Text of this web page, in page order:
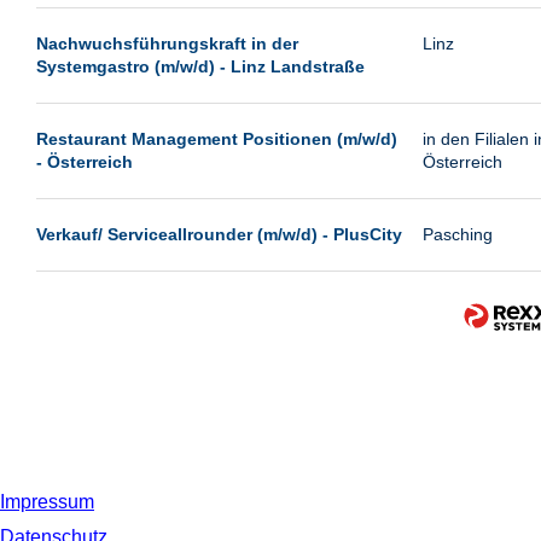
Nachwuchsführungskraft in der
Systemgastro (m/w/d) - Linz Landstraße
Linz
Restaurant Management Positionen (m/w/d)
- Österreich
in den Filialen
Österreich
Verkauf/ Serviceallrounder (m/w/d) - PlusCity Pasching
Impressum
Datenschutz